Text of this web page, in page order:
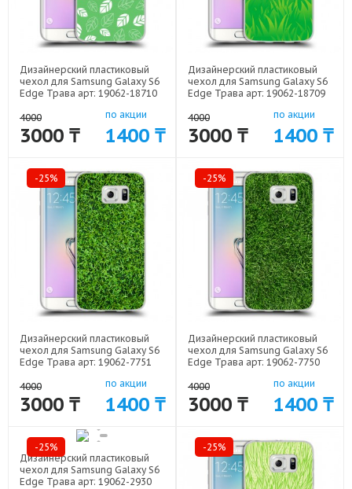
Дизайнерский пластиковый
чехол для Samsung Galaxy S6
Edge Трава арт: 19062-18710
4000
3000 ₸
по акции
1400 ₸
Дизайнерский пластиковый
чехол для Samsung Galaxy S6
Edge Трава арт: 19062-18709
4000
3000 ₸
по акции
1400 ₸
-25%
Дизайнерский пластиковый
чехол для Samsung Galaxy S6
Edge Трава арт: 19062-7751
4000
3000 ₸
по акции
1400 ₸
-25%
Дизайнерский пластиковый
чехол для Samsung Galaxy S6
Edge Трава арт: 19062-7750
4000
3000 ₸
по акции
1400 ₸
-25%
Дизайнерский пластиковый
чехол для Samsung Galaxy S6
Edge Трава арт: 19062-2930
-25%